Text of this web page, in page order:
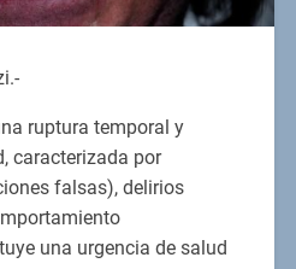
ruptura temporal y
caracterizada por
falsas), delirios
una urgencia de salud